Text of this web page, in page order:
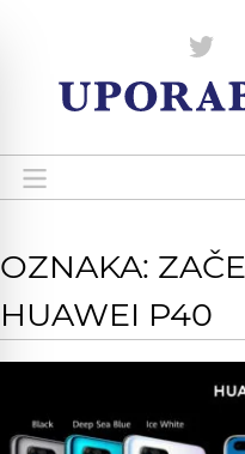
OZNAKA:
HUAWEI P40